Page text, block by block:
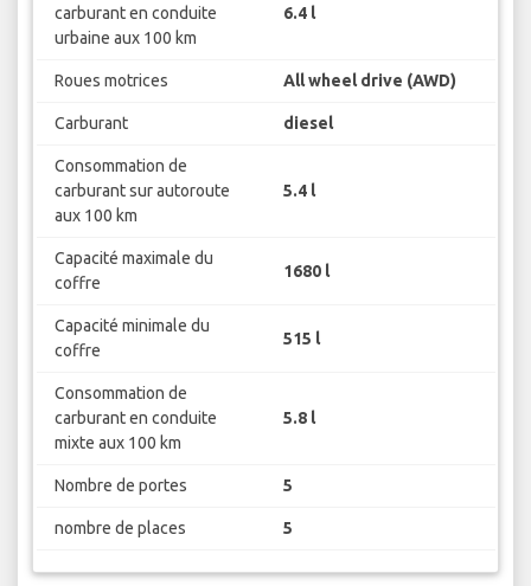
carburant en conduite
urbaine aux 100 km
6.4 l
Roues motrices All wheel drive (AWD)
Carburant diesel
Consommation de
carburant sur autoroute
aux 100 km
5.4 l
Capacité maximale du
coffre
1680 l
Capacité minimale du
coffre
515 l
Consommation de
carburant en conduite
mixte aux 100 km
5.8 l
Nombre de portes 5
nombre de places 5